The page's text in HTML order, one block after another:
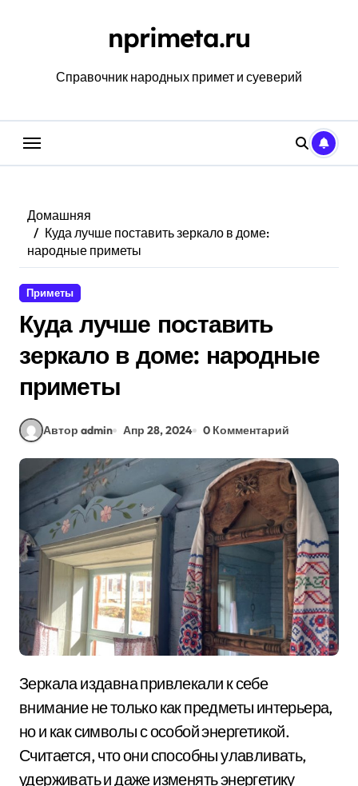
nprimeta.ru
Справочник народных примет и суеверий
Домашняя
Куда лучше поставить зеркало в доме:
народные приметы
Приметы
Куда лучше поставить
зеркало в доме: народные
приметы
Автор admin Апр 28, 2024 0 Комментарий
Зеркала издавна привлекали к себе
внимание не только как предметы интерьера,
но и как символы с особой энергетикой.
Считается, что они способны улавливать,
удерживать и даже изменять энергетику